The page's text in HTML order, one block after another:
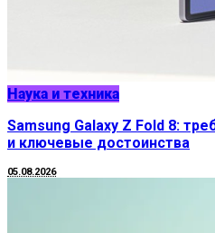
Наука и техника
Samsung Galaxy Z Fold 8:
и ключевые достоинства
05.08.2026